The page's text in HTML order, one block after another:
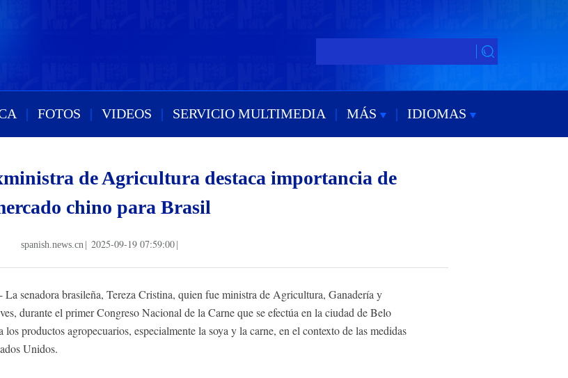
| FOTOS | VIDEOS | SERVICIO MULTIMEDIA | MÁS | IDIOMAS
de Agricultura destaca importancia de
chino para Brasil
spanish.news.cn 2025-09-19 07:59:00
senadora brasileña, Tereza Cristina, quien fue ministra de Agricultura, Ganadería y
durante el primer Congreso Nacional de la Carne que se efectúa en la ciudad de Belo
productos agropecuarios, especialmente la soya y la carne, en el contexto de las medidas
Unidos.